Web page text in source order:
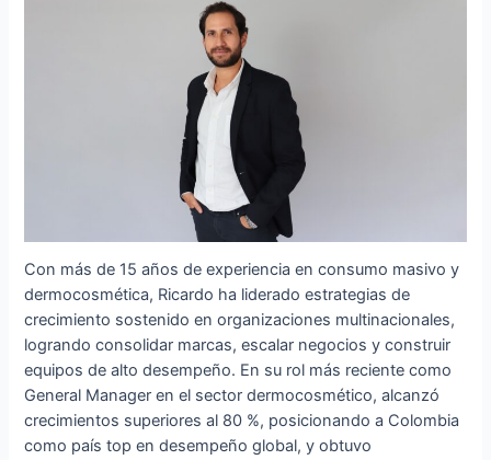
Con más de 15 años de experiencia en consumo masivo y
dermocosmética, Ricardo ha liderado estrategias de
crecimiento sostenido en organizaciones multinacionales,
logrando consolidar marcas, escalar negocios y construir
equipos de alto desempeño. En su rol más reciente como
General Manager en el sector dermocosmético, alcanzó
crecimientos superiores al 80 %, posicionando a Colombia
como país top en desempeño global, y obtuvo